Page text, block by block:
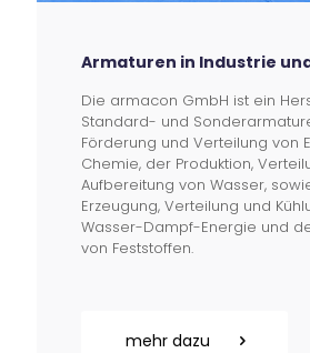
Armaturen in Industrie
Die armacon GmbH ist ein
Standard- und
Förderung und Verteilung von
Chemie, der Produktion,
Aufbereitung von Wasser,
Erzeugung, Verteilung und
Wasser-Dampf-Energie und
von Feststoffen.
mehr dazu